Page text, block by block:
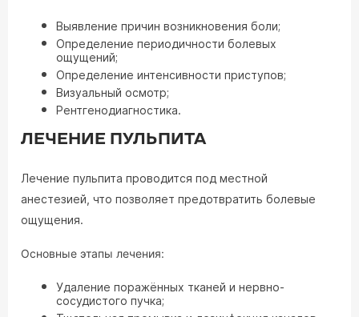
Выявление причин возникновения боли;
Определение периодичности болевых
ощущений;
Определение интенсивности приступов;
Визуальный осмотр;
Рентгенодиагностика.
ЛЕЧЕНИЕ ПУЛЬПИТА
Лечение пульпита проводится под местной
анестезией, что позволяет предотвратить болевые
ощущения.
Основные этапы лечения:
Удаление поражённых тканей и нервно-
сосудистого пучка;